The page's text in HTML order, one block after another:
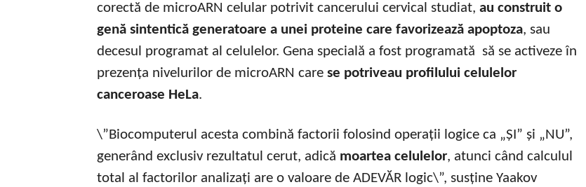
corectă de microARN celular potrivit cancerului cervical studiat, au construit o
genă sintentică generatoare a unei proteine care favorizează apoptoza, sau
decesul programat al celulelor. Gena specială a fost programată să se activeze în
prezența nivelurilor de microARN care se potriveau profilului celulelor
canceroase HeLa.
\”Biocomputerul acesta combină factorii folosind operații logice ca „ȘI” și „NU”,
generând exclusiv rezultatul cerut, adică moartea celulelor, atunci când calculul
total al factorilor analizați are o valoare de ADEVĂR logic\”, susține Yaakov